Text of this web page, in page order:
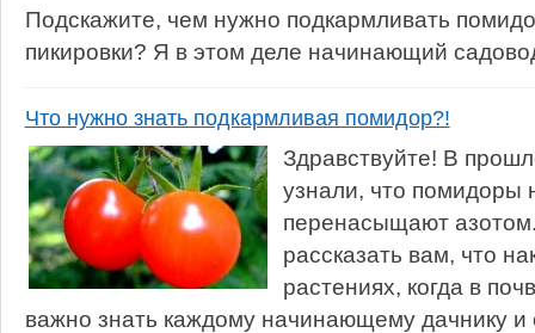
Подскажите, чем нужно подкармливать
пикировки? Я в этом деле начинающий
Что нужно знать подкармливая помидор?!
Здравствуйте! В
узнали, что помидоры
перенасыщают
рассказать вам, что
растениях, когда в
важно знать каждому начинающему дачнику и